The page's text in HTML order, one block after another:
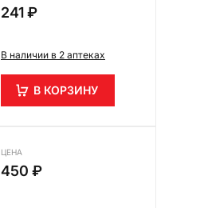
241 ₽
В наличии в 2 аптеках
В КОРЗИНУ
ЦЕНА
450 ₽